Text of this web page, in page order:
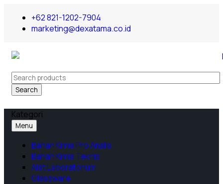
+62 821-1202-7904
marketing@dexatama.co.id
Search
Kategori
Menu
Bahan Kimia Pro Analis
Bahan Kimia Teknis
Alat Laboratorium
Glassware